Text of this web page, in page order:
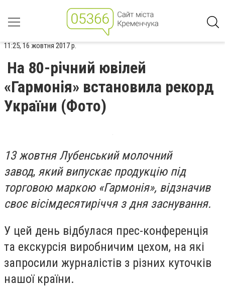
11:25, 16 жовтня 2017 р.
На 80-річний ювілей
«Гармонія» встановила рекорд
України (Фото)
13 жовтняЛубенський молочний
завод, який випускає продукцію під
торговою маркою «Гармонія», відзначив
своє вісімдесятиріччя з дня заснування.
У цей день відбулася прес-конференція
та екскурсія виробничим цехом, на які
запросили журналістів з різних куточків
нашої країни.